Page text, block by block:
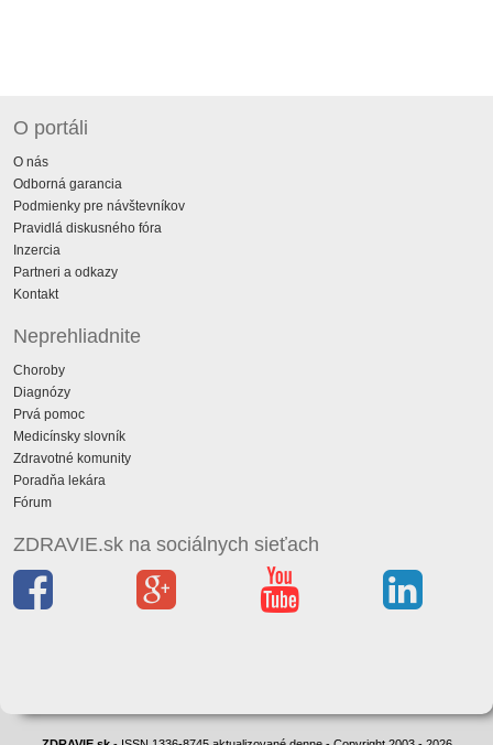
O portáli
O nás
Odborná garancia
Podmienky pre návštevníkov
Pravidlá diskusného fóra
Inzercia
Partneri a odkazy
Kontakt
Neprehliadnite
Choroby
Diagnózy
Prvá pomoc
Medicínsky slovník
Zdravotné komunity
Poradňa lekára
Fórum
ZDRAVIE.sk na sociálnych sieťach